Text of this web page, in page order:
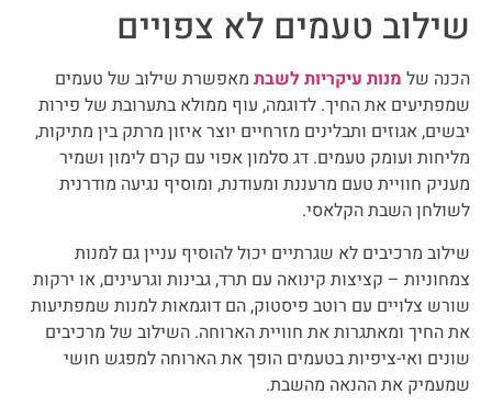
שילוב טעמים לא צפויים
הכנה של מנות עיקריות לשבת מאפשרת שילוב של טעמים
שמפתיעים את החיך. לדוגמה, עוף ממולא בתערובת של פירות
יבשים, אגוזים ותבלינים מזרחיים יוצר איזון מרתק בין מתיקות,
מליחות ועומק טעמים. דג סלמון אפוי עם קרם לימון ושמיר
מעניק חוויית טעם מרעננת ומעודנת, ומוסיף נגיעה מודרנית
לשולחן השבת הקלאסי.
שילוב מרכיבים לא שגרתיים יכול להוסיף עניין גם למנות
צמחוניות – קציצות קינואה עם תרד, גבינות וגרעינים, או ירקות
שורש צלויים עם רוטב פיסטוק, הם דוגמאות למנות שמפתיעות
את החיך ומאתגרות את חוויית הארוחה. השילוב של מרכיבים
שונים ואי-ציפיות בטעמים הופך את הארוחה למפגש חושי
שמעמיק את ההנאה מהשבת.